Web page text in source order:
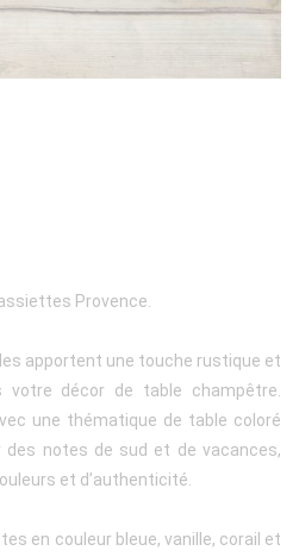
Provence.
apportent une touche rustique et
votre décor de table champêtre.
une thématique de table coloré
notes de sud et de vacances,
et d’authenticité.
en couleur bleue, vanille, corail et